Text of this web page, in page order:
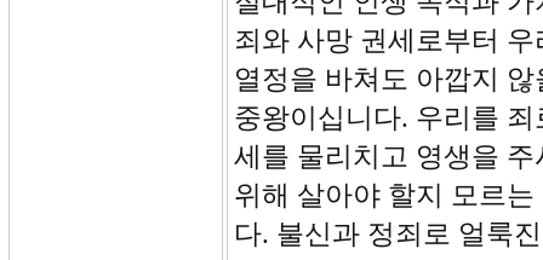
죄와 사망 권세로부터
열정을 바쳐도 아깝지
중왕이십니다. 우리를
세를 물리치고 영생을
위해 살아야 할지 모르
다. 불신과 정죄로 얼룩